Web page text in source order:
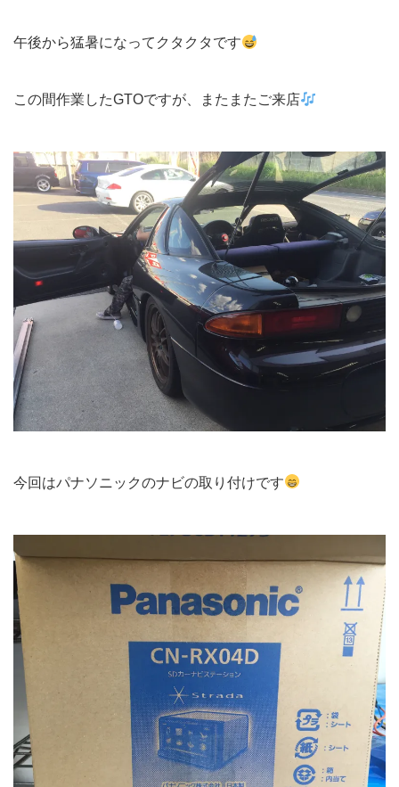
午後から猛暑になってクタクタです
この間作業したGTOですが、またまたご来店
今回はパナソニックのナビの取り付けです